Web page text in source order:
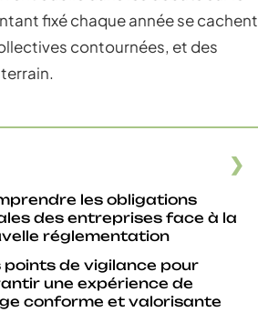
fixé chaque année se cachent
contournées, et des
les obligations
des entreprises face à la
réglementation
points de vigilance pour
une expérience de
conforme et valorisante